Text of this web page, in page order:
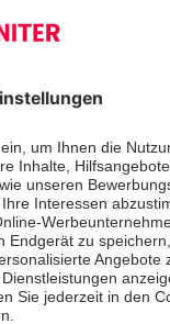
der Johanniter-
GmbH führt das